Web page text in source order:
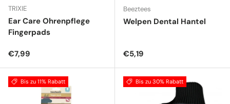
TRIXIE
Ear Care Ohrenpflege
Fingerpads
Normaler Preis
€7,99
Beeztees
Welpen Dental Hantel
Normaler Preis
€5,19
Bis zu 11% Rabatt Bis zu 30% Rabatt